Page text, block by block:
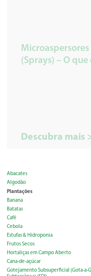
(Sprays) – O que
Descubra mais
Abacates
Algodão
Plantações
Banana
Batatas
Café
Cebola
Estufas & Hidroponia
Frutos Secos
Hortaliças em Campo Aberto
Cana-de-açúcar
Gotejamento Subsuperficial (Gota-a-